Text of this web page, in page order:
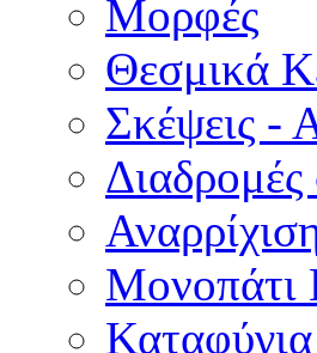
Μορφές
Θεσμικά
Σκέψεις -
Μονοπάτι
Καταφύγια